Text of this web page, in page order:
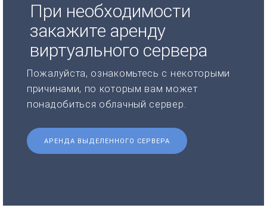
При необходимости
закажите аренду
виртуального сервера
Пожалуйста, ознакомьтесь с некоторыми
причинами, по которым вам может
понадобиться облачный сервер.
АРЕНДА ВЫДЕЛЕННОГО СЕРВЕРА